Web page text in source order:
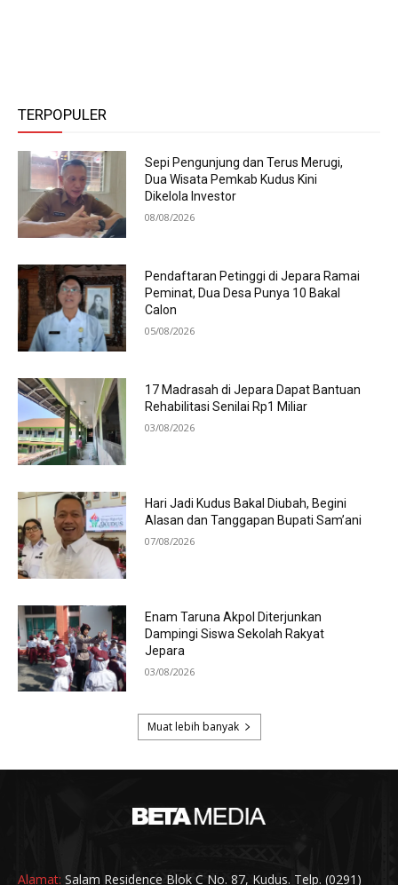
Alamat: Salam Residence Blok C No. 87, Kudus. Telp. (0291)